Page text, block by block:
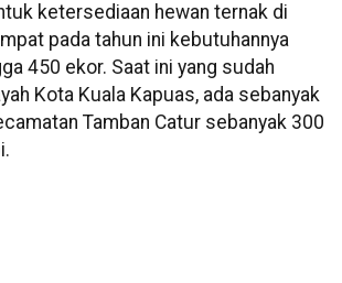
ketersediaan hewan ternak di
pada tahun ini kebutuhannya
450 ekor. Saat ini yang sudah
Kota Kuala Kapuas, ada sebanyak
Tamban Catur sebanyak 300